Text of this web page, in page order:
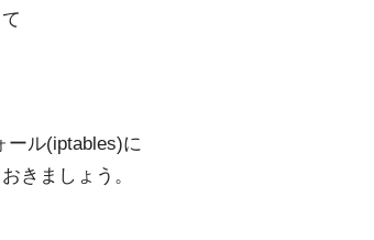
ール(iptables)に
きましょう。